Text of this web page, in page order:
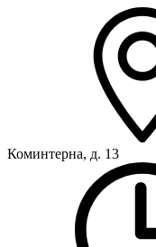
Коминтерна, д. 13